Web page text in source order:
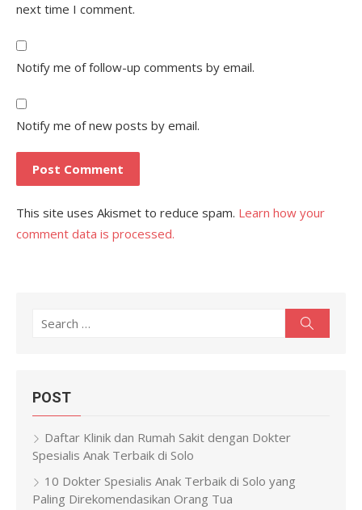
next time I comment.
Notify me of follow-up comments by email.
Notify me of new posts by email.
This site uses Akismet to reduce spam. Learn how your
comment data is processed.
Search
POST
Daftar Klinik dan Rumah Sakit dengan Dokter
Spesialis Anak Terbaik di Solo
10 Dokter Spesialis Anak Terbaik di Solo yang
Paling Direkomendasikan Orang Tua